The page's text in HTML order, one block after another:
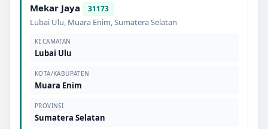
Mekar Jaya 31173
Lubai Ulu, Muara Enim,Sumatera Selatan
KECAMATAN
Lubai Ulu
KOTA/KABUPATEN
Muara Enim
PROVINSI
Sumatera Selatan